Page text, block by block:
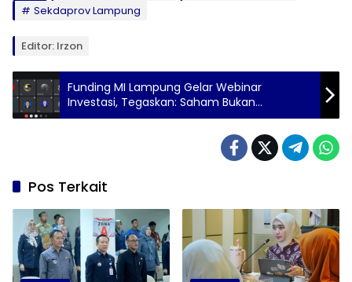
Sekdaprov Lampung
Editor: Irzon
Funding MI Lampung Gelar Webinar
Investasi, Tegaskan: Saham Bukan
Permainan!
Pos Terkait